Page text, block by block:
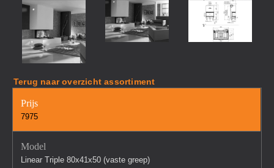
Terug naar overzicht assortiment
Prijs
7975
Model
Linear Triple 80x41x50 (vaste greep)